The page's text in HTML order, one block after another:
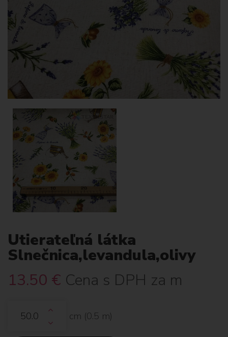
Utierateľná látka
Slnečnica,levandula,olivy
13.50 € Cena s DPH za m
cm (0.5 m)